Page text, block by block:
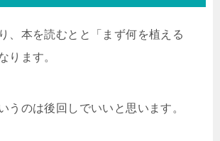
、本を読むとと「まず何を植える
ります。
うのは後回しでいいと思います。